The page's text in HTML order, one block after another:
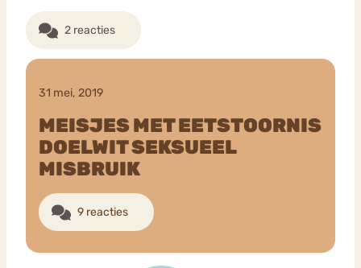
2 reacties
31 mei, 2019
MEISJES MET EETSTOORNIS
DOELWIT SEKSUEEL
MISBRUIK
9 reacties